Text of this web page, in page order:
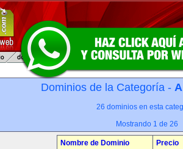
Dominios de la Categoría -
26 dominios en esta
Mostrando 1 de 26
Nombre de Dominio
Precio